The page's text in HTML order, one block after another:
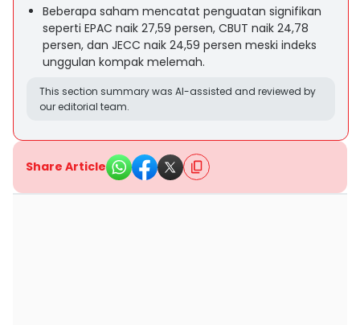
Beberapa saham mencatat penguatan signifikan
seperti EPAC naik 27,59 persen, CBUT naik 24,78
persen, dan JECC naik 24,59 persen meski indeks
unggulan kompak melemah.
This section summary was AI-assisted and reviewed by
our editorial team.
Share Article